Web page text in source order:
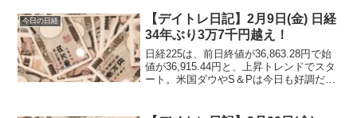
落で始まる。
今日の日経
【デイトレ日記】2月9日(金) 日経
34年ぶり3万7千円越え！
日経225は、前日終値が36,863.28円で始
値が36,915.44円と、上昇トレンドでスタ
ート。米国ダウやS＆Pは今日も好調だ